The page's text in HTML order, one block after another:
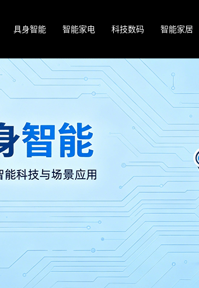
具身智能 智能家电 科技数码 智能家居